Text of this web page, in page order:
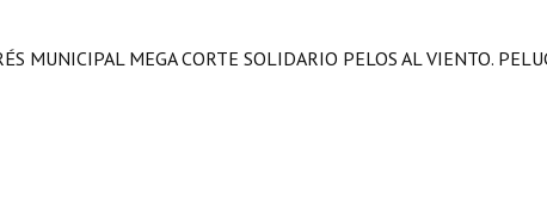
MUNICIPAL MEGA CORTE SOLIDARIO PELOS AL VIENTO.